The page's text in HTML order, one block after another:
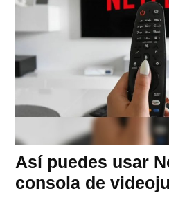
Así puedes usar
consola de